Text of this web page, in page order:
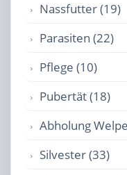
Nassfutter (19)
Parasiten (22)
Pflege (10)
Pubertät (18)
Abholung
Silvester (33)